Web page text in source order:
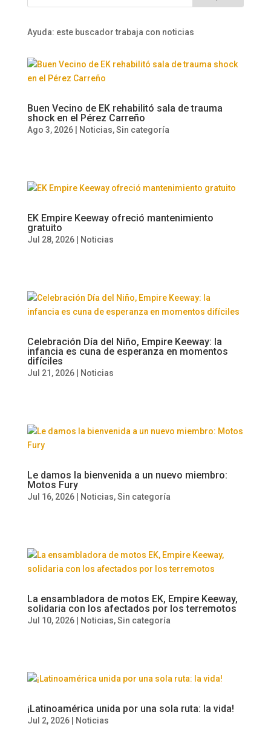
Ayuda: este buscador trabaja con noticias
Buen Vecino de EK rehabilitó sala de trauma
shock en el Pérez Carreño
Ago 3, 2026| Noticias,Sin categoría
EK Empire Keeway ofreció mantenimiento
gratuito
Jul 28, 2026| Noticias
Celebración Día del Niño, Empire Keeway: la
infancia es cuna de esperanza en momentos
difíciles
Jul 21, 2026| Noticias
Le damos la bienvenida a un nuevo miembro:
Motos Fury
Jul 16, 2026| Noticias,Sin categoría
La ensambladora de motos EK, Empire Keeway,
solidaria con los afectados por los terremotos
Jul 10, 2026| Noticias,Sin categoría
¡Latinoamérica unida por una sola ruta: la vida!
Jul 2, 2026| Noticias